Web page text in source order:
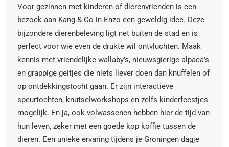
Voor gezinnen met kinderen of dierenvrienden is een
bezoek aan Kang & Co in Enzo een geweldig idee. Deze
bijzondere dierenbeleving ligt net buiten de stad en is
perfect voor wie even de drukte wil ontvluchten. Maak
kennis met vriendelijke wallaby’s, nieuwsgierige alpaca’s
en grappige geitjes die niets liever doen dan knuffelen of
op ontdekkingstocht gaan. Er zijn interactieve
speurtochten, knutselworkshops en zelfs kinderfeestjes
mogelijk. En ja, ook volwassenen hebben hier de tijd van
hun leven, zeker met een goede kop koffie tussen de
dieren. Een unieke ervaring tijdens je Groningen dagje